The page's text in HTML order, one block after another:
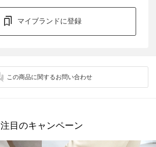
マイブランドに登録
この商品に関するお問い合わせ
注目のキャンペーン